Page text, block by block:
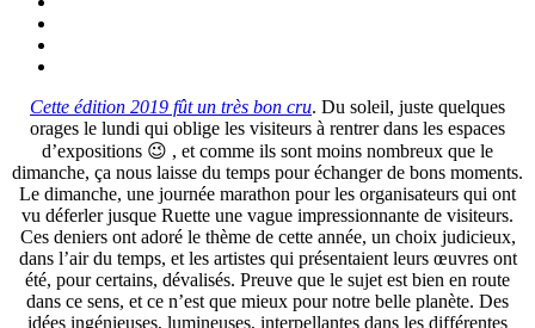
Cette édition 2019 fût un très bon cru. Du soleil, juste quelques
orages le lundi qui oblige les visiteurs à rentrer dans les espaces
d’expositions 😉 , et comme ils sont moins nombreux que le
dimanche, ça nous laisse du temps pour échanger de bons moments.
Le dimanche, une journée marathon pour les organisateurs qui ont
vu déferler jusque Ruette une vague impressionnante de visiteurs.
Ces deniers ont adoré le thème de cette année, un choix judicieux,
dans l’air du temps, et les artistes qui présentaient leurs œuvres ont
été, pour certains, dévalisés. Preuve que le sujet est bien en route
dans ce sens, et ce n’est que mieux pour notre belle planète. Des
idées ingénieuses, lumineuses, interpellantes dans les différentes